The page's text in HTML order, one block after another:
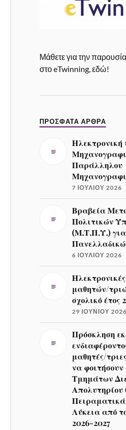
Μάθετε για την
στο eTwinning, εδώ!
ΠΡΌΣΦΑΤΑ ΆΡΘΡΑ
Ηλεκτρονική
Παράλληλου
7 ΙΟΥΛΊΟΥ 2026
Βραβεία
Πολιτικών
(Μ.Τ.Π.Υ.) για
6 ΙΟΥΛΊΟΥ 2026
μαθητών/
σχολικό έτος
29 ΙΟΥΝΊΟΥ 2026
Πρόσκληση
μαθητές/
να φοιτήσουν
Τμημάτων
Απολυτηρίου
Λύκεια από
2026-2027